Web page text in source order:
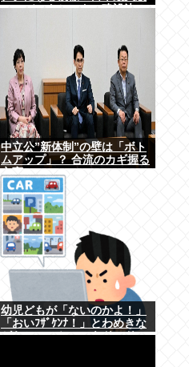
のAIデータセンター建設決
中立公”新体制”の壁は「ボト
ムアップ」？ 合流のカギ握る
立憲
幼児どもが「ないのかよ！」
「おいﾌｻﾞｹﾝﾅ！」とわめきな
がらショーケースをドンドン